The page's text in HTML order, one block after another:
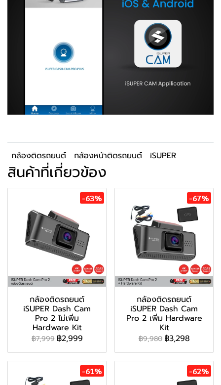
กล้องติดรถยนต์ กล้องหน้าติดรถยนต์ iSUPER
สินค้าที่เกี่ยวข้อง
-63%
กล้องติดรถยนต์
iSUPER Dash Cam
Pro 2 ไม่เพิ่ม
Hardware Kit
฿7,999 ฿2,999
-67%
กล้องติดรถยนต์
iSUPER Dash Cam
Pro 2 เพิ่ม Hardware
Kit
฿9,980 ฿3,298
-61% -62%